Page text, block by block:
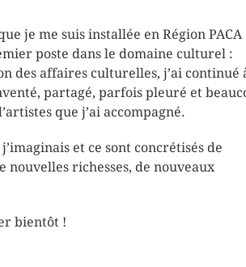
je me suis installée en Région PACA
poste dans le domaine culturel :
des affaires culturelles, j’ai continué
partagé, parfois pleuré et
que j’ai accompagné.
j’imaginais et ce sont concrétisés de
nouvelles richesses, de nouveaux
bientôt !